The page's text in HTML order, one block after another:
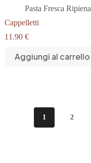
Pasta Fresca Ripiena
Cappelletti
11.90 €
Aggiungi al carrello
1 2